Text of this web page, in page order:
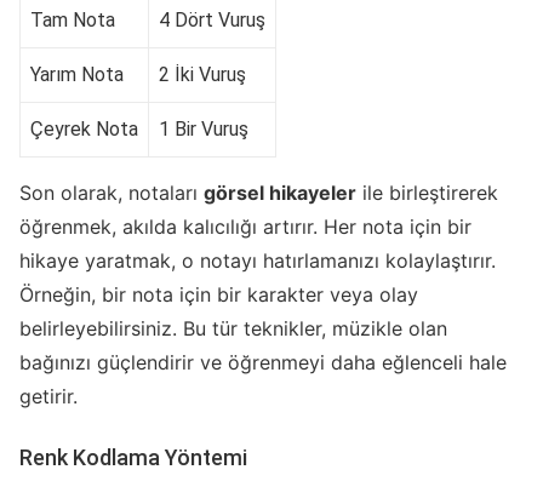
Tam Nota 4 Dört Vuruş
Yarım Nota 2 İki Vuruş
Çeyrek Nota 1 Bir Vuruş
Son olarak, notaları görsel hikayeler ile birleştirerek
öğrenmek, akılda kalıcılığı artırır. Her nota için bir
hikaye yaratmak, o notayı hatırlamanızı kolaylaştırır.
Örneğin, bir nota için bir karakter veya olay
belirleyebilirsiniz. Bu tür teknikler, müzikle olan
bağınızı güçlendirir ve öğrenmeyi daha eğlenceli hale
getirir.
Renk Kodlama Yöntemi